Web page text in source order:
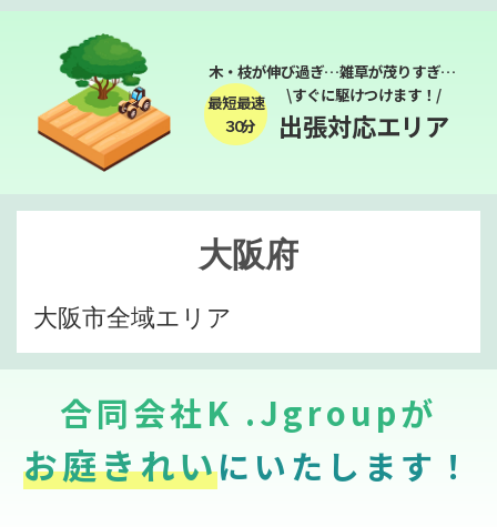
木・枝が伸び過ぎ…雑草が茂りすぎ…
最短最速
３０分
\すぐに駆けつけます！/
出張対応エリア
大阪府
大阪市全域エリア
合同会社K .Jgroupが
お庭きれいにいたします！